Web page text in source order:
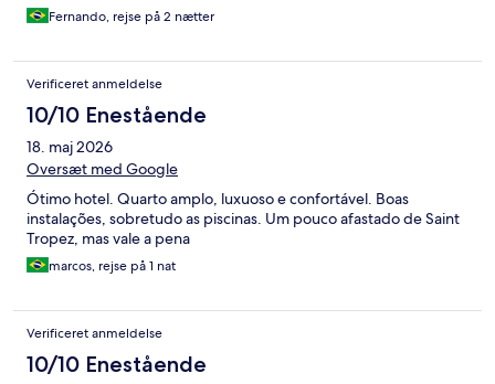
Fernando, rejse på 2 nætter
Verificeret anmeldelse
10/10 Enestående
18. maj 2026
Oversæt med Google
Ótimo hotel. Quarto amplo, luxuoso e confortável. Boas
instalações, sobretudo as piscinas. Um pouco afastado de Saint
Tropez, mas vale a pena
marcos, rejse på 1 nat
Verificeret anmeldelse
10/10 Enestående